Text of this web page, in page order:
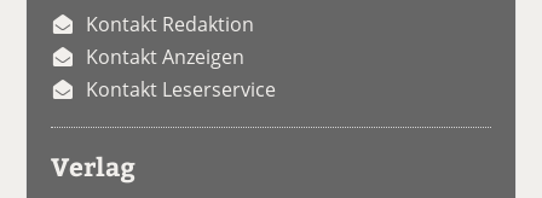
Kontakt Redaktion
Kontakt Anzeigen
Kontakt Leserservice
Verlag